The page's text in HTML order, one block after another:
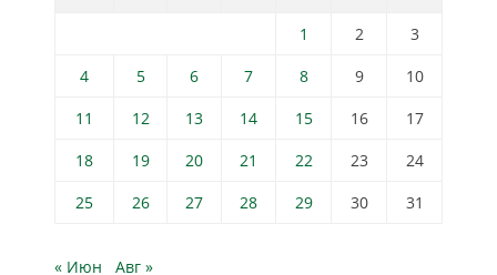
1
2
3
4
5 6 7 8 9
10
11
12 13 14 15 16
17
18
19 20 21 22 23
24
25
26 27 28 29 30 31
« Июн Авг »